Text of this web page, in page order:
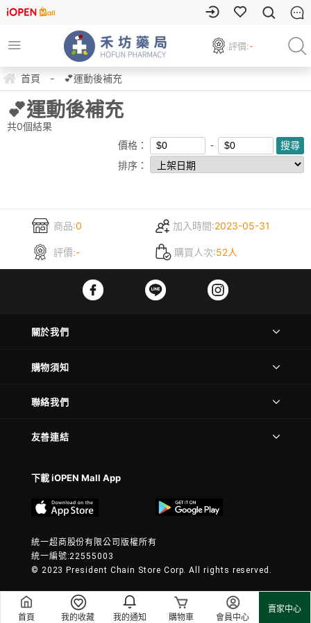
首頁 我的收藏 我的通知 購物車 會員中心
賣家中心
評價:-
首頁 - 💕運動後補充
💕運動後補充
共0個結果
價格：
排序：
商品:0 加入時間:2023-05-31
評價:- 購買人次:52人
關於我們
購物須知
聯絡我們
友善連結
下載 iOPEN Mall App
統一超商股份有限公司版權所有
統一編號:22555003
© 2023 President Chain Store Corp. All rights reserved.